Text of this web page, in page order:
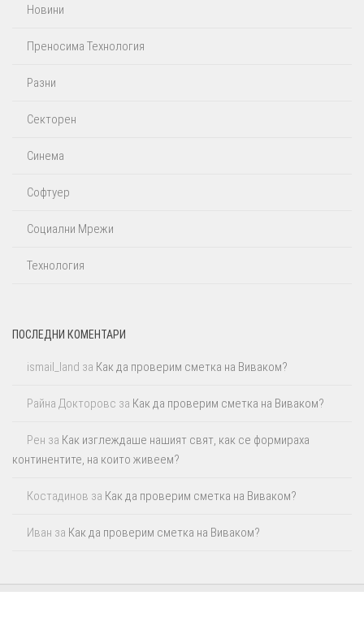
Новини
Преносима Технология
Разни
Секторен
Синема
Софтуер
Социални Мрежи
Технология
ПОСЛЕДНИ КОМЕНТАРИ
ismail_land за Как да проверим сметка на Виваком?
Райна Докторовс за Как да проверим сметка на Виваком?
Рен за Как изглеждаше нашият свят, как се формираха
континентите, на които живеем?
Костадинов за Как да проверим сметка на Виваком?
Иван за Как да проверим сметка на Виваком?